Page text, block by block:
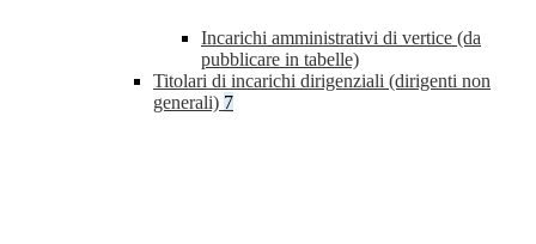
Incarichi amministrativi di vertice (da
pubblicare in tabelle)
Titolari di incarichi dirigenziali (dirigenti non
generali) 7